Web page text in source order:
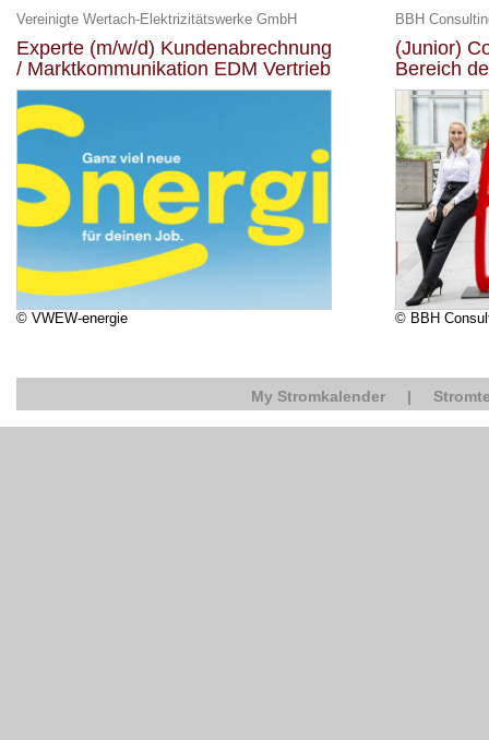
Vereinigte Wertach-Elektrizitätswerke GmbH
Experte (m/w/d) Kundenabrechnung
/ Marktkommunikation EDM Vertrieb
© VWEW-energie
BBH
(Junior)
Bereich
© BBH
My Stromkalender |